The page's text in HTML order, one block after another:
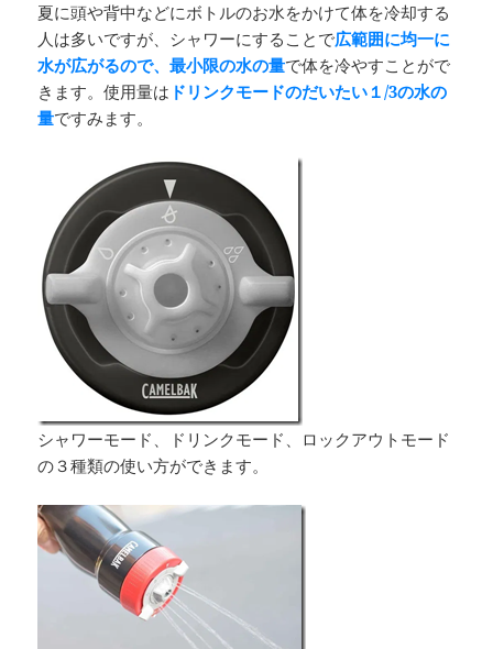
夏に頭や背中などにボトルのお水をかけて体を冷却する
人は多いですが、シャワーにすることで広範囲に均一に
水が広がるので、最小限の水の量で体を冷やすことがで
きます。使用量は ドリンクモードのだいたい１/3の水の
量ですみます。
シャワーモード、ドリンクモード、ロックアウトモード
の３種類の使い方ができます。